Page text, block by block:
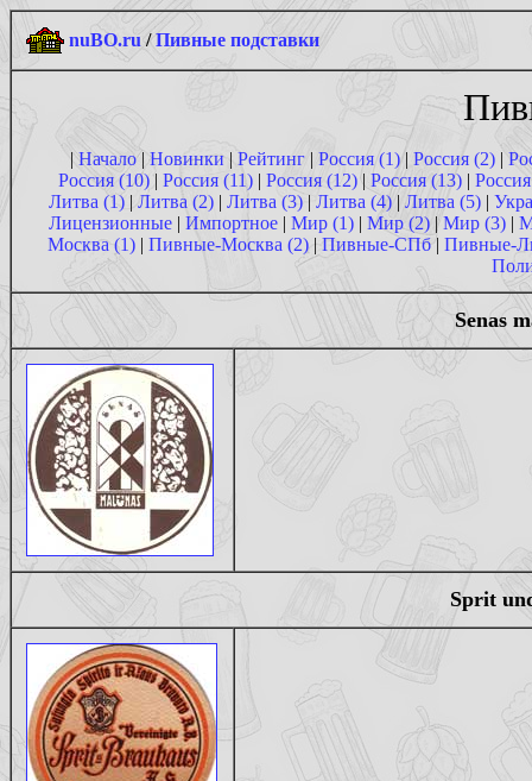
nuBO.ru /Пивные подставки
|Начало| Новинки| Рейтинг| Россия (1)| Россия (2)|
Россия (10)| Россия (11) | Россия (12)| Россия (13) |
Литва (1) | Литва (2) | Литва (3) | Литва (4) | Литва (5) |
Лицензионные | Импортное | Мир (1) | Мир (2) |Мир (3) |
Москва (1) | Пивные-Москва (2) | Пивные-СПб| Пивные-
Senas
Sprit